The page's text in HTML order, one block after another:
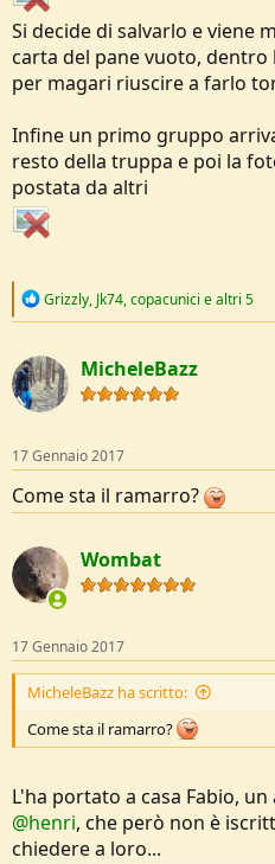
Si decide di salvarlo e viene
carta del pane vuoto, dentro
per magari riuscire a farlo
Infine un primo gruppo
resto della truppa e poi la
postata da altri
R
c
t
i
o
s
:
Grizzly, Jk74,copacunici e altri 5
MicheleBazz
17 Gennaio 2017
Come sta il ramarro?
Wombat
17 Gennaio 2017
MicheleBazz ha scritto:
Come sta il ramarro?
L'ha portato a casa Fabio, un
@henri, che però non è
chiedere a loro...